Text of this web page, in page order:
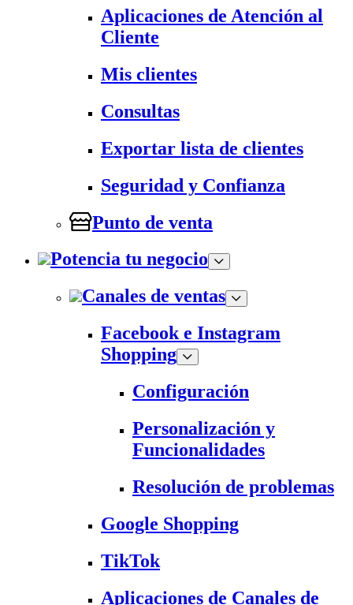
Aplicaciones de Atención al
Cliente
Mis clientes
Consultas
Exportar lista de clientes
Seguridad y Confianza
Punto de venta
Potencia tu negocio
Canales de ventas
Facebook e Instagram
Shopping
Configuración
Personalización y
Funcionalidades
Resolución de problemas
Google Shopping
TikTok
Aplicaciones de Canales de